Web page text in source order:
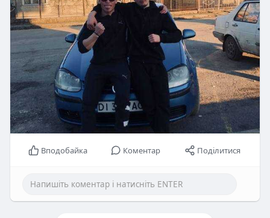
Вподобайка Коментар Поділитися